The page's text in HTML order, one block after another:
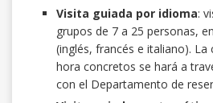
Visita guiada por idioma:
grupos de 7 a 25 personas,
(inglés, francés e italiano).
hora concretos se hará a
con el Departamento de